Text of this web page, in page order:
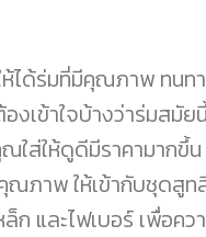
ได้ร่มที่มีคุณภาพ ทนท
เข้าใจบ้างว่าร่มสมั
ส่ให้ดูดีมีราคามากขึ้
ณภาพ ให้เข้ากับชุดสู
ก และไฟเบอร์ เพื่อคว